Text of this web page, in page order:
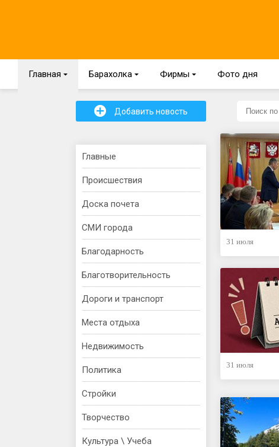
Главная { Барахолка { Фирмы { Фото дня
31 июля
31 июля
+ Добавить новость
Главные
Происшествия
Доска почета
СМИ города
Благодарность
Благотворительность
Дороги и транспорт
Места отдыха
Недвижимость
Политика
Стройки
Творчество
Культура \ Учеба